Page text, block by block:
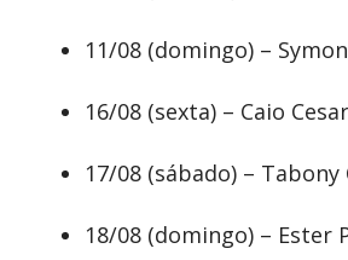
11/08 (domingo) –
16/08 (sexta) – Caio Cesar
17/08 (sábado) –
18/08 (domingo) – Ester